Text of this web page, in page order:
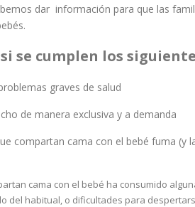
dar información para que las
se cumplen los
graves de salud
de manera exclusiva y a demanda
compartan cama con el bebé fuma (y
cama con el bebé ha consumido
del habitual, o dificultades para